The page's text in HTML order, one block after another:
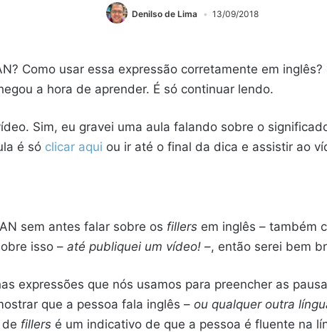
Denilso de Lima 13/09/2018
Como usar essa expressão corretamente em
a hora de aprender. É só continuar lendo.
Sim, eu gravei uma aula falando sobre o
é só clicar aqui ou ir até o final da dica e assistir ao
sem antes falar sobre os fillers em inglês – também
isso – até publiquei um vídeo! –, então serei bem
expressões que nós usamos para preencher as
que a pessoa fala inglês – ou qualquer outra
fillers é um indicativo de que a pessoa é fluente na